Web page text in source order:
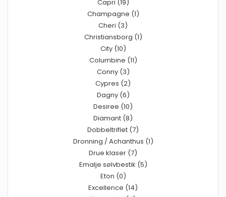
Capri (19)
Champagne (1)
Cheri (3)
Christiansborg (1)
City (10)
Columbine (11)
Conny (3)
Cypres (2)
Dagny (6)
Desiree (10)
Diamant (8)
Dobbeltriflet (7)
Dronning / Achanthus (1)
Drue klaser (7)
Emalje sølvbestik (5)
Eton (0)
Excellence (14)